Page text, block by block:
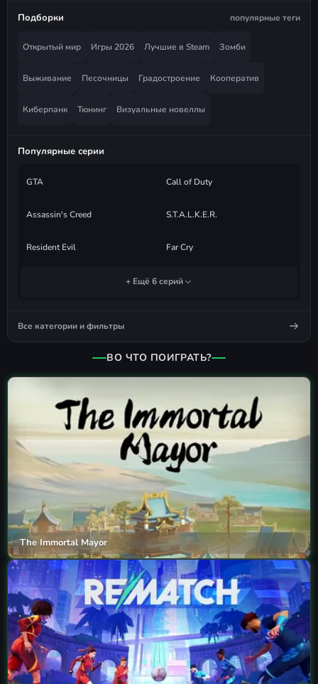
Подборки популярные теги
Открытый мир Игры 2026 Лучшие в Steam Зомби
Выживание Песочницы Градостроение Кооператив
Киберпанк Тюнинг Визуальные новеллы
Популярные серии
GTA Call of Duty
Assassin's Creed S.T.A.L.K.E.R.
Resident Evil Far Cry
+ Ещё 6 серий
Все категории и фильтры
ВО ЧТО ПОИГРАТЬ?
The Immortal Mayor